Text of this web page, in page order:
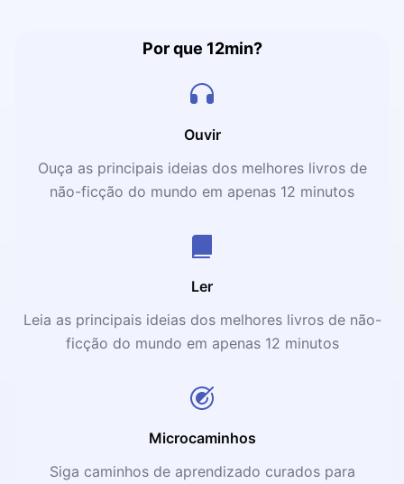
desconstrução de algumas ideias voltadas ao nosso
de Acreditar no Governo". Entenda mais sobre o que esse
Por que 12min?
Ouvir
Ouça as principais ideias dos melhores livros de
não-ficção do mundo em apenas 12 minutos
Ler
Leia as principais ideias dos melhores livros de não-
ficção do mundo em apenas 12 minutos
Microcaminhos
Siga caminhos de aprendizado curados para